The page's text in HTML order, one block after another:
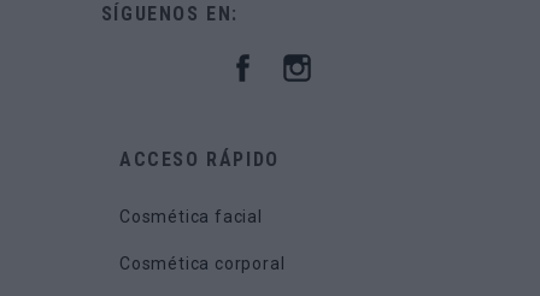
SÍGUENOS EN:
ACCESO RÁPIDO
Cosmética facial
Cosmética corporal